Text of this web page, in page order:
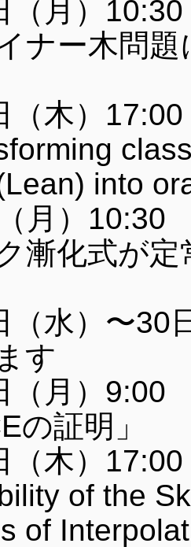
（月）
ナー木問
（木）
into
月）
漸化式が
（水）〜30
す
（月）
の証明」
（木）
of the
of